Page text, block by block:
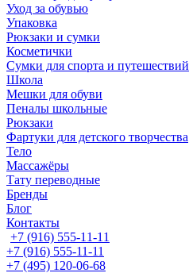
Уход за обувью
Упаковка
Рюкзаки и сумки
Косметички
Сумки для спорта и путешествий
Школа
Мешки для обуви
Пеналы школьные
Рюкзаки
Фартуки для детского творчества
Тело
Массажёры
Тату переводные
Бренды
Блог
Контакты
+7 (916) 555-11-11
+7 (916) 555-11-11
+7 (495) 120-06-68